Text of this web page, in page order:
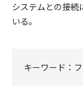
システムとの接続
いる。
キーワード：